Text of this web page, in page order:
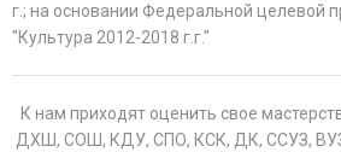
г.; на основании Федеральной целевой
"Культура 2012-2018 г.г."
К нам приходят оценить свое
ДХШ, СОШ, КДУ, СПО, КСК, ДК, ССУЗ, ВУЗ